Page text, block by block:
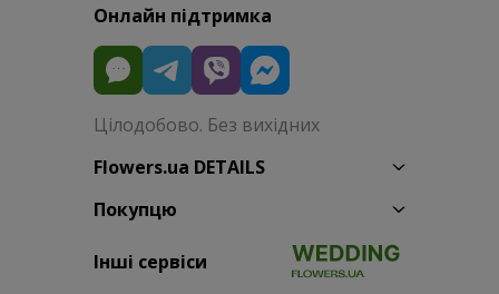
Онлайн підтримка
Цілодобово. Без вихідних
Flowers.ua DETAILS
Покупцю
Інші сервіси